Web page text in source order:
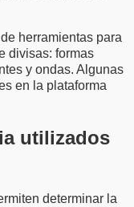
herramientas para
divisas: formas
y ondas. Algunas
en la plataforma
utilizados
determinar la